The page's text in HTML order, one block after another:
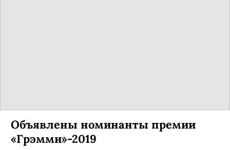
Объявлены номинанты премии
«Грэмми»-2019